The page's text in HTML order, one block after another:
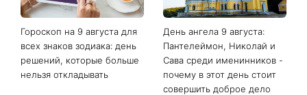
Гороскоп на 9 августа для
всех знаков зодиака: день
решений, которые больше
нельзя откладывать
День ангела 9 августа:
Пантелеймон, Николай и
Сава среди именинников -
почему в этот день стоит
совершить доброе дело